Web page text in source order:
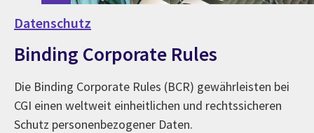
Datenschutz
Binding Corporate Rules
Die Binding Corporate Rules (BCR) gewährleisten bei
CGI einen weltweit einheitlichen und rechtssicheren
Schutz personenbezogener Daten.